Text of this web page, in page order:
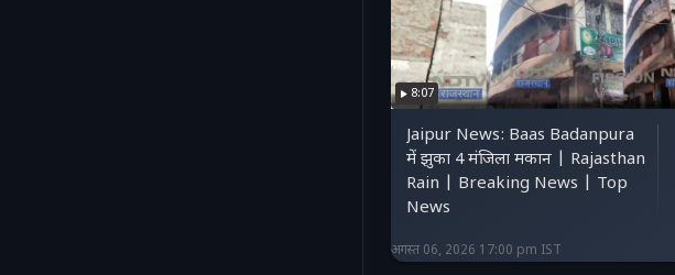
8:07
Jaipur News: Baas Badanpura
में झुका 4 मंजिला मकान | Rajasthan
Rain | Breaking News | Top
News
अगस्त 06, 2026 17:00 pm IST